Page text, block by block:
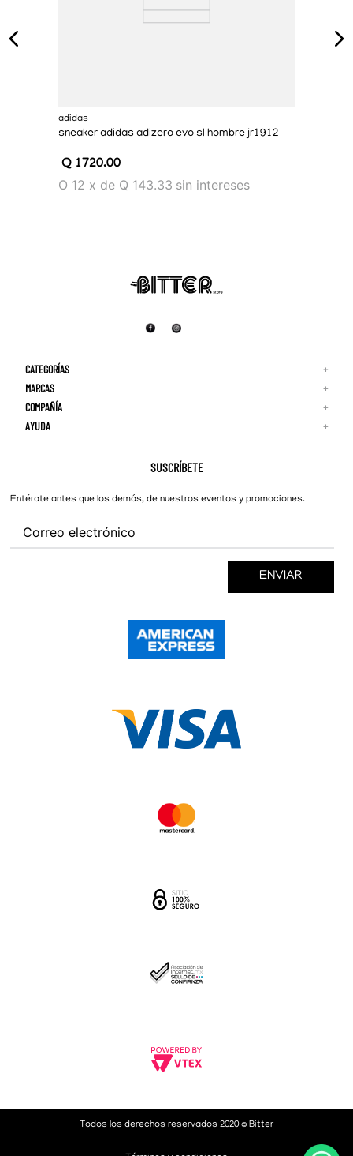
adidas
sneaker adidas adizero evo sl hombre jr1912
Q 1720.00
O 12 x de Q 143.33 sin intereses
CATEGORÍAS +
MARCAS +
Adidas
Reebok
COMPAÑÍA +
Quiénes Somos
AYUDA +
SUSCRÍBETE
Entérate antes que los demás, de nuestros eventos y promociones.
ENVIAR
Todos los derechos reservados 2020 © Bitter